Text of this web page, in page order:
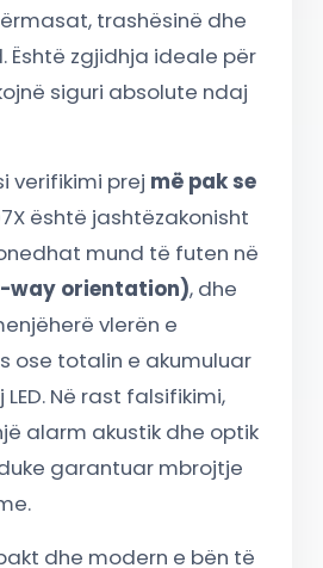
trashësinë dhe
Është zgjidhja ideale për
siguri absolute ndaj
verifikimi prej më pak se
është jashtëzakonisht
mund të futen në
way orientation), dhe
vlerën e
ose totalin e akumuluar
Në rast falsifikimi,
alarm akustik dhe optik
garantuar mbrojtje
dhe modern e bën të